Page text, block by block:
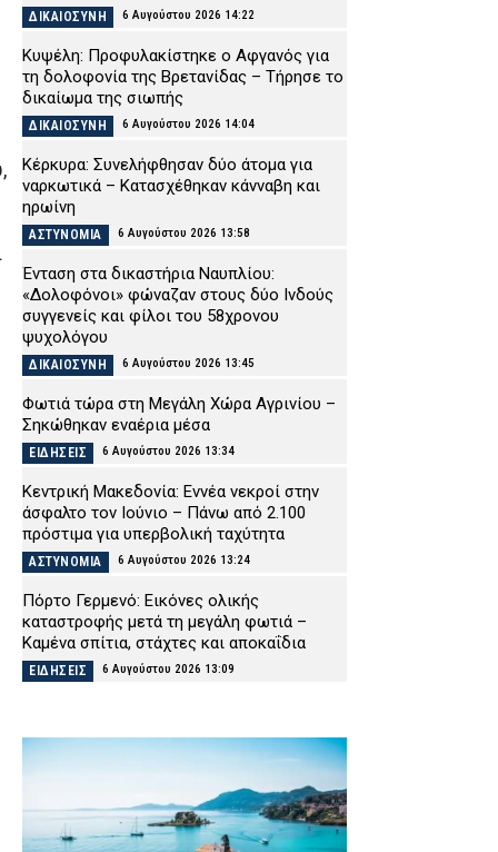
ΔΙΚΑΙΟΣΥΝΗ 6 Αυγούστου 2026 14:22
Κυψέλη: Προφυλακίστηκε ο Αφγανός για
τη δολοφονία της Βρετανίδας – Τήρησε το
δικαίωμα της σιωπής
ΔΙΚΑΙΟΣΥΝΗ 6 Αυγούστου 2026 14:04
Κέρκυρα: Συνελήφθησαν δύο άτομα για
ναρκωτικά – Κατασχέθηκαν κάνναβη και
ηρωίνη
ΑΣΤΥΝΟΜΙΑ 6 Αυγούστου 2026 13:58
Ένταση στα δικαστήρια Ναυπλίου:
«Δολοφόνοι» φώναζαν στους δύο Ινδούς
συγγενείς και φίλοι του 58χρονου
ψυχολόγου
ΔΙΚΑΙΟΣΥΝΗ 6 Αυγούστου 2026 13:45
Φωτιά τώρα στη Μεγάλη Χώρα Αγρινίου –
Σηκώθηκαν εναέρια μέσα
ΕΙΔΗΣΕΙΣ 6 Αυγούστου 2026 13:34
Κεντρική Μακεδονία: Εννέα νεκροί στην
άσφαλτο τον Ιούνιο – Πάνω από 2.100
πρόστιμα για υπερβολική ταχύτητα
ΑΣΤΥΝΟΜΙΑ 6 Αυγούστου 2026 13:24
Πόρτο Γερμενό: Εικόνες ολικής
καταστροφής μετά τη μεγάλη φωτιά –
Καμένα σπίτια, στάχτες και αποκαΐδια
ΕΙΔΗΣΕΙΣ 6 Αυγούστου 2026 13:09
6 Αυγούστου 2026 12:59
Ιός του Δυτικού Νείλου: 65 κρούσματα και
έξι θάνατοι στην Ελλάδα
ΕΙΔΗΣΕΙΣ 6 Αυγούστου 2026 12:48